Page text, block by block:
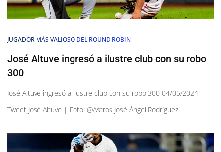
JUGADOR MÁS VALIOSO DEL ROUND ROBIN
José Altuve ingresó a ilustre club con su robo
300
José Altuve ingresó a ilustre club con su robo 300 04/05/2024
Tweet José Altuve | Foto: @Astros José Ángel Rodríguez